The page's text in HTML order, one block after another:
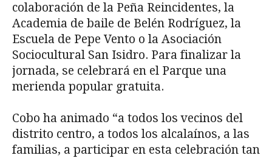
colaboración de la Peña Reincidentes, la
Academia de baile de Belén Rodríguez, la
Escuela de Pepe Vento o la Asociación
Sociocultural San Isidro. Para finalizar la
jornada, se celebrará en el Parque una
merienda popular gratuita.
Cobo ha animado “a todos los vecinos del
distrito centro, a todos los alcalaínos, a las
familias, a participar en esta celebración tan